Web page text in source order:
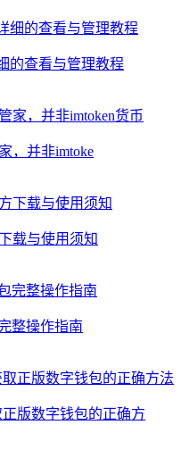
的查看与管理教程
，并非imtoke
载与使用须知
整操作指南
版数字钱包的正确方